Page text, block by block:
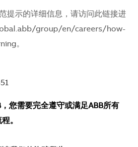
提示的详细信息，请访问此链接进
group/en/careers/how-
。
您需要完全遵守或满足ABB所有
。